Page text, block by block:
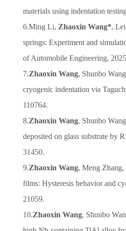
materials using indentation
6.Ming Li, Zhaoxin Wang*,
springs: Experiment and
of Automobile Engineering,
7.Zhaoxin Wang, Shunbo
cryogenic indentation via
110764.
8.Zhaoxin Wang, Shunbo
deposited on glass substrate by
31450.
9.Zhaoxin Wang, Meng
films: Hysteresis behavior and
21059.
10.Zhaoxin Wang, Shunbo